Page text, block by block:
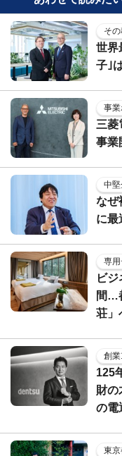
そ
世界
子｣
事
三菱
事業
中
なぜ
に最
専用
ビ
間…
荘」
創
125
財の
の電
東